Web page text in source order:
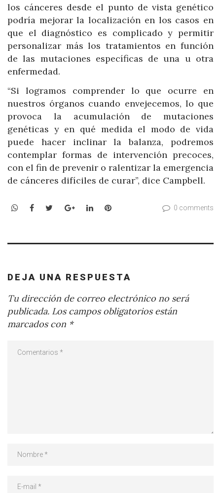
los cánceres desde el punto de vista genético
podría mejorar la localización en los casos en
que el diagnóstico es complicado y permitir
personalizar más los tratamientos en función
de las mutaciones específicas de una u otra
enfermedad.
“Si logramos comprender lo que ocurre en
nuestros órganos cuando envejecemos, lo que
provoca la acumulación de mutaciones
genéticas y en qué medida el modo de vida
puede hacer inclinar la balanza, podremos
contemplar formas de intervención precoces,
con el fin de prevenir o ralentizar la emergencia
de cánceres difíciles de curar”, dice Campbell.
WhatsApp
Facebook
TwitterGoogle+LinkedInPinterest 0 comments
DEJA UNA RESPUESTA
Tu dirección de correo electrónico no será
publicada. Los campos obligatorios están
marcados con *